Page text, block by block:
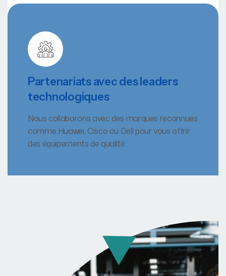
Partenariats avec des leaders
technologiques
Nous collaborons avec des marques reconnues
comme Huawei, Cisco ou Dell pour vous offrir
des équipements de qualité.